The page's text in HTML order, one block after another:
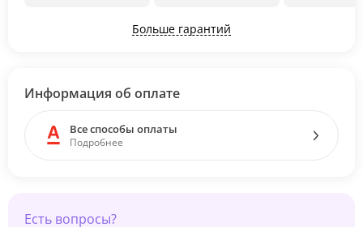
Больше гарантий
Информация об оплате
Все способы оплаты
Подробнее
Есть вопросы?